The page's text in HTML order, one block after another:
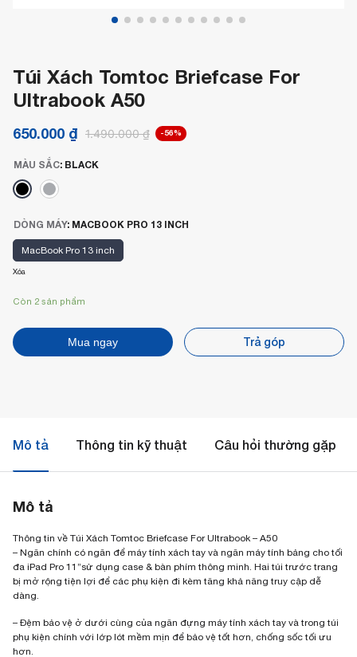
Túi Xách Tomtoc Briefcase For
Ultrabook A50
1.490.000₫
650.000 ₫ -56%
MÀU SẮC: BLACK
DÒNG MÁY: MACBOOK PRO 13 INCH
MacBook Pro 13 inch
Xóa
Còn 2 sản phẩm
Mua ngay Trả góp
Mô tả Thông tin kỹ thuật Câu hỏi thường gặp
Mô tả
Thông tin về Túi Xách Tomtoc Briefcase For Ultrabook – A50
– Ngăn chính có ngăn để máy tính xách tay và ngăn máy tính bảng cho tối
đa iPad Pro 11”sử dụng case & bàn phím thông minh. Hai túi trước trang
bị mở rộng tiện lợi để các phụ kiện đi kèm tăng khả năng truy cập dễ
dàng.
– Đệm bảo vệ ở dưới cùng của ngăn đựng máy tính xách tay và trong túi
phụ kiện chính với lớp lót mềm mịn để bảo vệ tốt hơn, chống sốc tối ưu
hơn.